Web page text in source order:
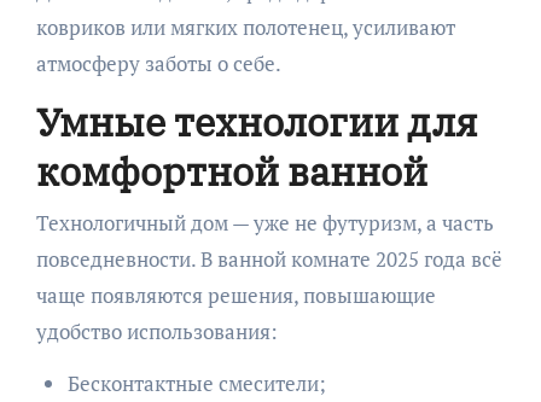
ковриков или мягких полотенец, усиливают
атмосферу заботы о себе.
Умные технологии для
комфортной ванной
Технологичный дом — уже не футуризм, а часть
повседневности. В ванной комнате 2025 года всё
чаще появляются решения, повышающие
удобство использования:
Бесконтактные смесители;